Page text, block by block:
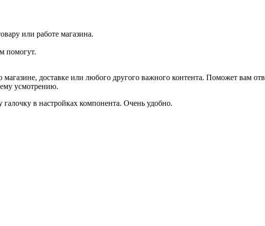
или работе магазина.
помогут.
доставке или любого другого важного контента. Поможет вам
усмотрению.
в настройках компонента. Очень удобно.